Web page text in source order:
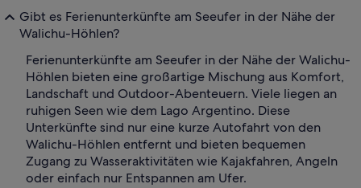
Gibt es Ferienunterkünfte am Seeufer in der Nähe der
Walichu-Höhlen?
Ferienunterkünfte am Seeufer in der Nähe der Walichu-
Höhlen bieten eine großartige Mischung aus Komfort,
Landschaft und Outdoor-Abenteuern. Viele liegen an
ruhigen Seen wie dem Lago Argentino. Diese
Unterkünfte sind nur eine kurze Autofahrt von den
Walichu-Höhlen entfernt und bieten bequemen
Zugang zu Wasseraktivitäten wie Kajakfahren, Angeln
oder einfach nur Entspannen am Ufer.